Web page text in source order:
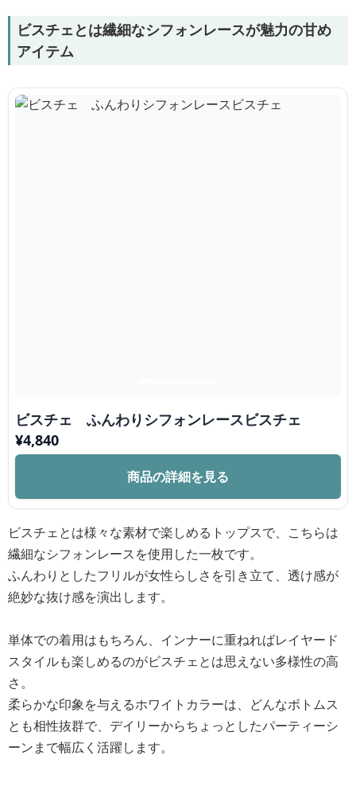
ビスチェとは繊細なシフォンレースが魅力の甘め
アイテム
ビスチェ ふんわりシフォンレースビスチェ
¥4,840
商品の詳細を見る
ビスチェとは様々な素材で楽しめるトップスで、こちらは
繊細なシフォンレースを使用した一枚です。
ふんわりとしたフリルが女性らしさを引き立て、透け感が
絶妙な抜け感を演出します。
単体での着用はもちろん、インナーに重ねればレイヤード
スタイルも楽しめるのがビスチェとは思えない多様性の高
さ。
柔らかな印象を与えるホワイトカラーは、どんなボトムス
とも相性抜群で、デイリーからちょっとしたパーティーシ
ーンまで幅広く活躍します。